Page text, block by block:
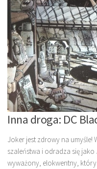
Inna droga: DC
Joker jest zdrowy na umyśle!
szaleństwa i odradza się jako
wyważony, elokwentny,